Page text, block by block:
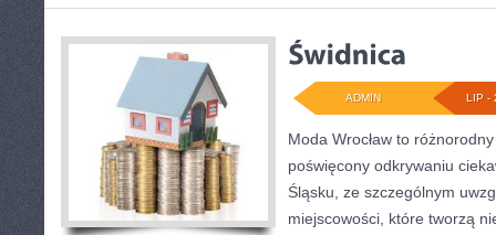
LIP -
ADMIN
Moda Wrocław to
poświęcony odkrywaniu
Śląsku, ze szczególnym
miejscowości, które tworzą